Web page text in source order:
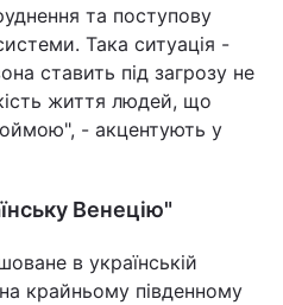
та поступову
Така ситуація -
ставить під загрозу не
життя людей, що
- акцентують у
Венецію"
в українській
крайньому південному